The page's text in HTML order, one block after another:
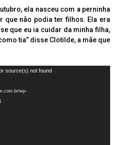
ela nasceu com a perninha
que não podia ter filhos. Ela era
que eu ia cuidar da minha filha,
tia” disse Clotilde, a mãe que
source(s) not found
wp-